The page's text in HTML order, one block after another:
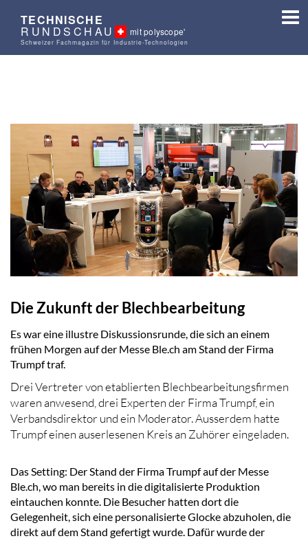
TECHNISCHE
RUNDSCHAU mit polyscope'
Schweizer Fachmagazin für Industrie-Technologien
Die Zukunft der Blechbearbeitung
Es war eine illustre Diskussionsrunde, die sich an einem
frühen Morgen auf der Messe Ble.ch am Stand der Firma
Trumpf traf.
Drei Vertreter von etablierten Blechbearbeitungsfirmen
waren anwesend, drei Experten der Firma Trumpf, ein
Verbandsdirektor und ein Moderator. Ausserdem hatte
Trumpf einen auserlesenen Kreis an Zuhörer eingeladen.
Das Setting: Der Stand der Firma Trumpf auf der Messe
Ble.ch, wo man bereits in die digitalisierte Produktion
eintauchen konnte. Die Besucher hatten dort die
Gelegenheit, sich eine personalisierte Glocke abzuholen, die
direkt auf dem Stand gefertigt wurde. Dafür wurde der